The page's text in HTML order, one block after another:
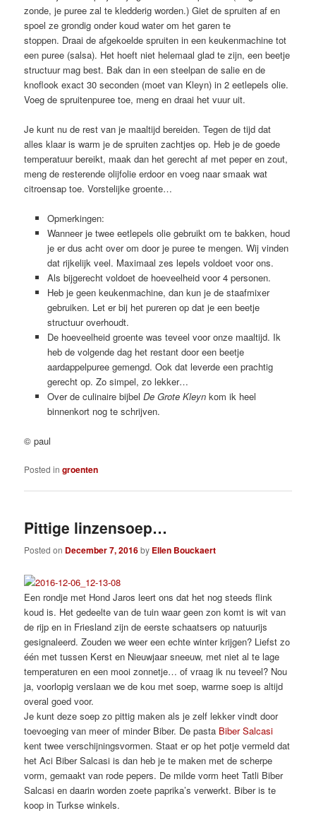
zonde, je puree zal te kledderig worden.) Giet de spruiten af en
spoel ze grondig onder koud water om het garen te
stoppen. Draai de afgekoelde spruiten in een keukenmachine tot
een puree (salsa). Het hoeft niet helemaal glad te zijn, een beetje
structuur mag best. Bak dan in een steelpan de salie en de
knoflook exact 30 seconden (moet van Kleyn) in 2 eetlepels olie.
Voeg de spruitenpuree toe, meng en draai het vuur uit.
Je kunt nu de rest van je maaltijd bereiden. Tegen de tijd dat
alles klaar is warm je de spruiten zachtjes op. Heb je de goede
temperatuur bereikt, maak dan het gerecht af met peper en zout,
meng de resterende olijfolie erdoor en voeg naar smaak wat
citroensap toe. Vorstelijke groente…
Opmerkingen:
Wanneer je twee eetlepels olie gebruikt om te bakken, houd
je er dus acht over om door je puree te mengen. Wij vinden
dat rijkelijk veel. Maximaal zes lepels voldoet voor ons.
Als bijgerecht voldoet de hoeveelheid voor 4 personen.
Heb je geen keukenmachine, dan kun je de staafmixer
gebruiken. Let er bij het pureren op dat je een beetje
structuur overhoudt.
De hoeveelheid groente was teveel voor onze maaltijd. Ik
heb de volgende dag het restant door een beetje
aardappelpuree gemengd. Ook dat leverde een prachtig
gerecht op. Zo simpel, zo lekker…
Over de culinaire bijbel De Grote Kleynkom ik heel
binnenkort nog te schrijven.
© paul
Posted in groenten
Pittige linzensoep…
Posted on December 7, 2016by Ellen Bouckaert
Een rondje met Hond Jaros leert ons dat het nog steeds flink
koud is. Het gedeelte van de tuin waar geen zon komt is wit van
de rijp en in Friesland zijn de eerste schaatsers op natuurijs
gesignaleerd. Zouden we weer een echte winter krijgen? Liefst zo
één met tussen Kerst en Nieuwjaar sneeuw, met niet al te lage
temperaturen en een mooi zonnetje… of vraag ik nu teveel? Nou
ja, voorlopig verslaan we de kou met soep, warme soep is altijd
overal goed voor.
Je kunt deze soep zo pittig maken als je zelf lekker vindt door
toevoeging van meer of minder Biber. De pasta Biber Salcasi
kent twee verschijningsvormen. Staat er op het potje vermeld dat
het Aci Biber Salcasi is dan heb je te maken met de scherpe
vorm, gemaakt van rode pepers. De milde vorm heet Tatli Biber
Salcasi en daarin worden zoete paprika’s verwerkt. Biber is te
koop in Turkse winkels.